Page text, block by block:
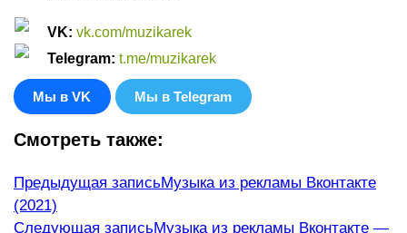
VK:vk.com/muzikarek
Telegram:t.me/muzikarek
Мы в VK Мы в Telegram
Смотреть также:
Еще
статьи
Предыдущая записьМузыка из рекламы Вконтакте
(2021)
Следующая записьМузыка из рекламы Вконтакте —